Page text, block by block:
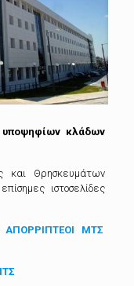
υποψηφίων κλάδων
και Θρησκευμάτων
ιστοσελίδες
ΑΠΟΡΡΙΠΤΕΟΙ ΜΤΣ